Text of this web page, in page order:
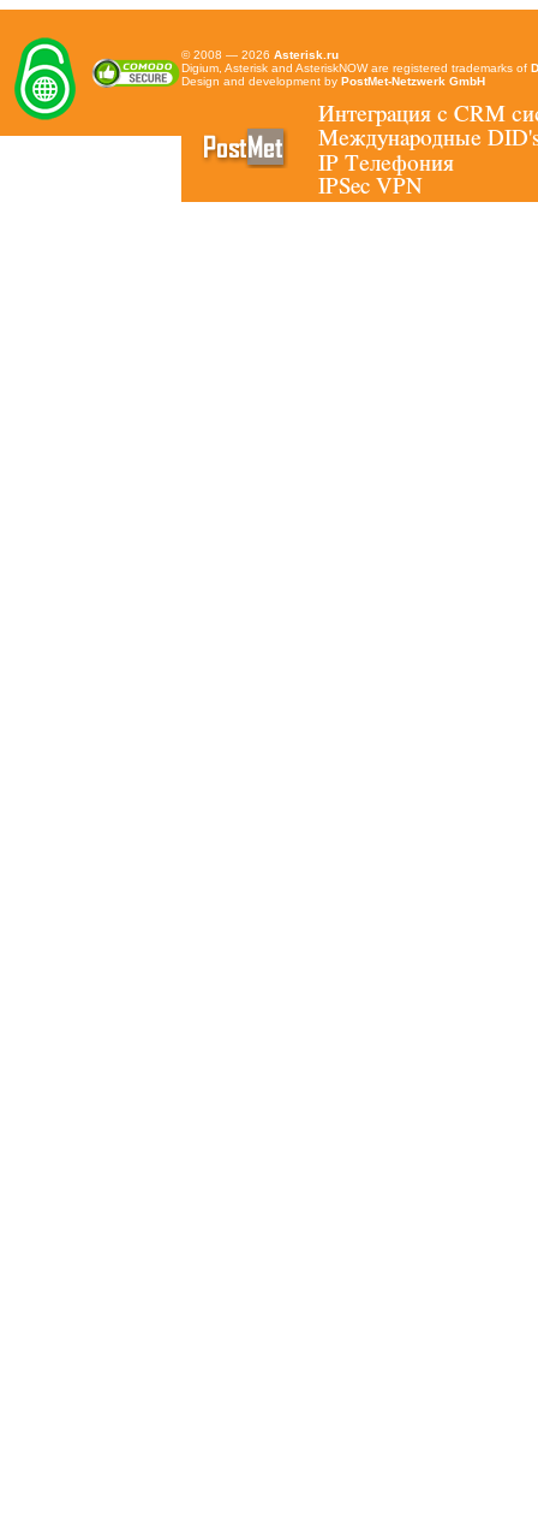
© 2008 — 2026 Asterisk.ru
Digium, Asterisk and AsteriskNOW are registered trademarks of
Design and development by PostMet-Netzwerk GmbH